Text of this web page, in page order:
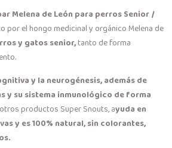
Melena de León para perros Senior /
por el hongo medicinal y orgánico Melena de
y gatos senior,tanto de forma
y la neurogénesis, además de
y su sistema inmunológico de forma
productos Super Snouts, ayuda en
y es 100% natural, sin colorantes,